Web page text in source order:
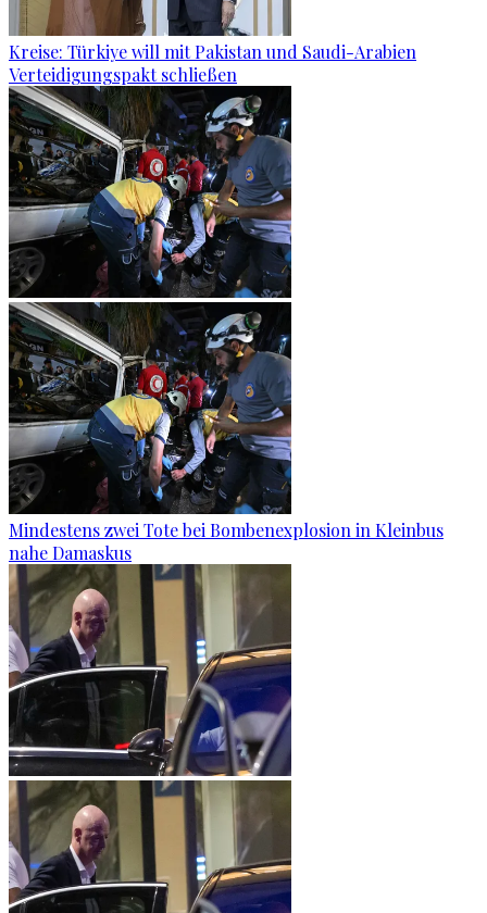
Kreise: Türkiye will mit Pakistan und Saudi-Arabien
Verteidigungspakt schließen
Mindestens zwei Tote bei Bombenexplosion in Kleinbus
nahe Damaskus